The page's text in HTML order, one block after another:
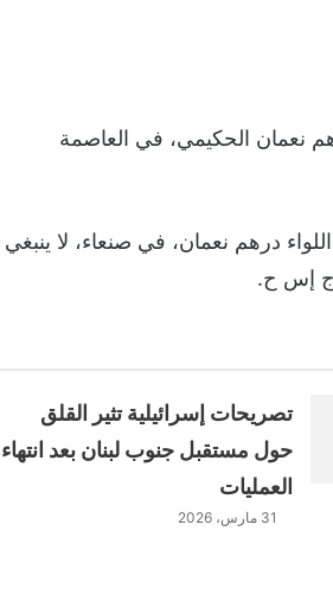
نعمان الحكيمي، في العاصمة
درهم نعمان، في صنعاء، لا ينبغي
ج إس ح.
تصريحات إسرائيلية تثير القلق
حول مستقبل جنوب لبنان بعد انتهاء
العمليات
31 مارس، 2026